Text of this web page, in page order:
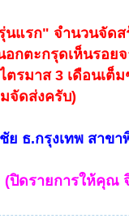
นแรก" จำนวนจัด
อกตะกรุดเห็นรอ
รมาส 3 เดือนเต็
จัดส่งครับ)
ธ.กรุงเทพ สาขา
(ปิดรายการให้คุณ